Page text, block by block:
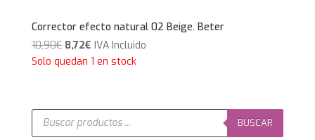
Corrector efecto natural 02 Beige. Beter
10,90€ El
precio
10,90€.
8,72€El
precio
8,72€.
IVA Incluido
Solo quedan 1 en stock
Búsqueda
productos
BUSCAR